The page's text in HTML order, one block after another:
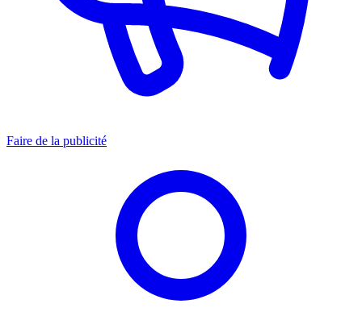
Faire de la publicité